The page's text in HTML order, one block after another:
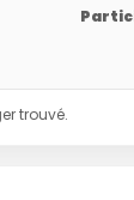
trouvé.